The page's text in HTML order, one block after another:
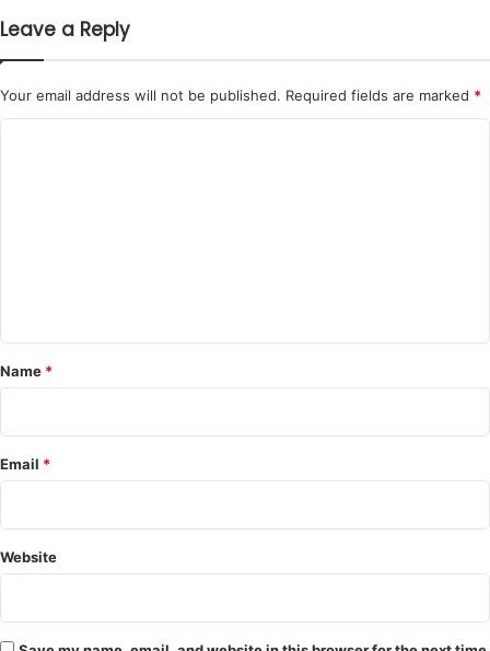
Leave a Reply
Your email address will not be published. Required fields are marked *
*
Name *
Email *
Website